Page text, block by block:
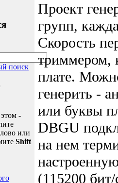
поиск
-
или
Shift
Проект
групп,
Скорость
триммером,
плате.
генерить -
или буквы
DBGU
на нем
(115200